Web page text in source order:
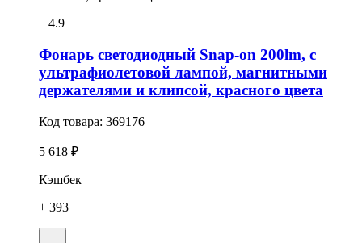
4.9
Фонарь светодиодный Snap-on 200lm, с
ультрафиолетовой лампой, магнитными
держателями и клипсой, красного цвета
Код товара: 369176
5 618 ₽
Кэшбек
+ 393